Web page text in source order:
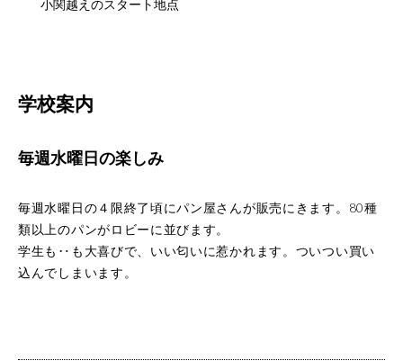
小関越えのスタート地点
学校案内
毎週水曜日の楽しみ
毎週水曜日の４限終了頃にパン屋さんが販売にきます。80種
類以上のパンがロビーに並びます。
学生も‥も大喜びで、いい匂いに惹かれます。ついつい買い
込んでしまいます。